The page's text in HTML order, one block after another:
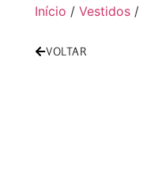
Início / Vestidos /
VOLTAR